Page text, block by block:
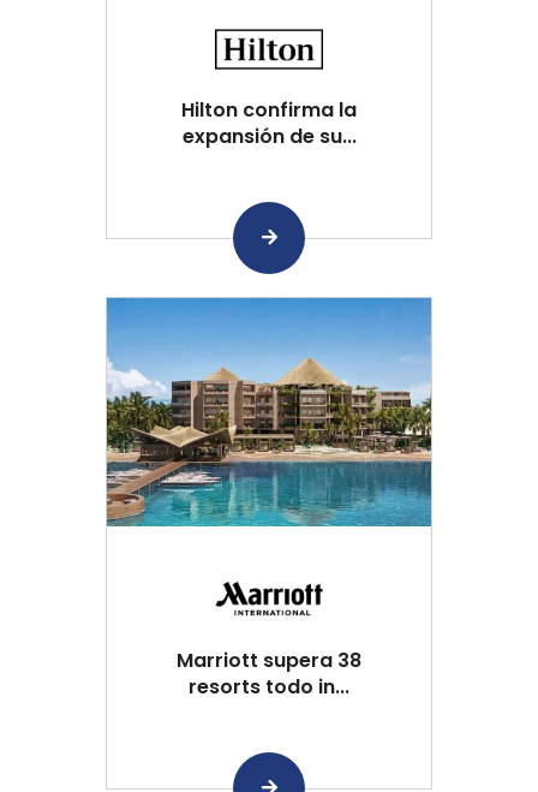
Hilton confirma la
expansión de su...
Marriott supera 38
resorts todo in...